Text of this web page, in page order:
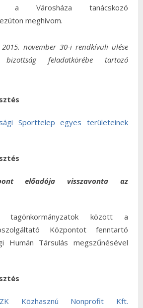
a Városháza tanácskozó
meghívom.
2015. november 30-i rendkívüli ülése
feladatkörébe tartozó
Sporttelep egyes területeinek
előadója visszavonta az
tagönkormányzatok között a
Központot fenntartó
Humán Társulás megszűnésével
Közhasznú Nonprofit Kft.